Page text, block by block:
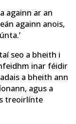
againn ar an
againn anois,
seo a bheith i
inar féidir
a bheith ann
agus a
treoirlínte